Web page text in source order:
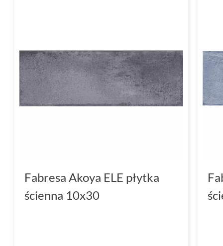
Fabresa Akoya ELE płytka
ścienna 10x30